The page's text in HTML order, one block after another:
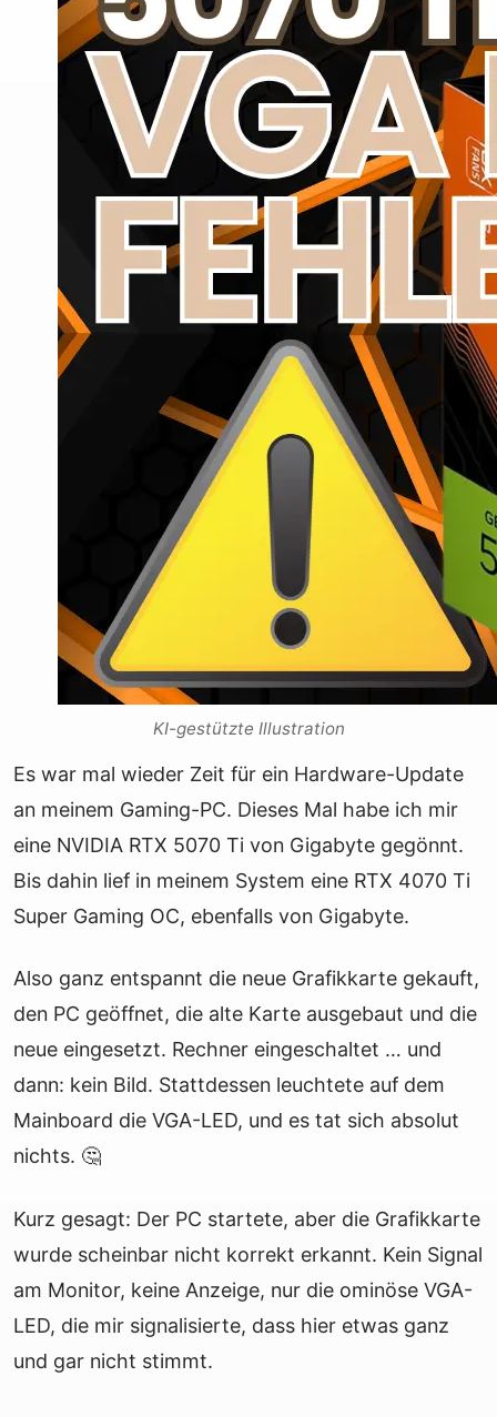
KI-gestützte Illustration
Es war mal wieder Zeit für ein Hardware-Update
an meinem Gaming-PC. Dieses Mal habe ich mir
eine NVIDIA RTX 5070 Ti von Gigabyte gegönnt.
Bis dahin lief in meinem System eine RTX 4070 Ti
Super Gaming OC, ebenfalls von Gigabyte.
Also ganz entspannt die neue Grafikkarte gekauft,
den PC geöffnet, die alte Karte ausgebaut und die
neue eingesetzt. Rechner eingeschaltet … und
dann: kein Bild. Stattdessen leuchtete auf dem
Mainboard die VGA-LED, und es tat sich absolut
nichts. 🤔
Kurz gesagt: Der PC startete, aber die Grafikkarte
wurde scheinbar nicht korrekt erkannt. Kein Signal
am Monitor, keine Anzeige, nur die ominöse VGA-
LED, die mir signalisierte, dass hier etwas ganz
und gar nicht stimmt.